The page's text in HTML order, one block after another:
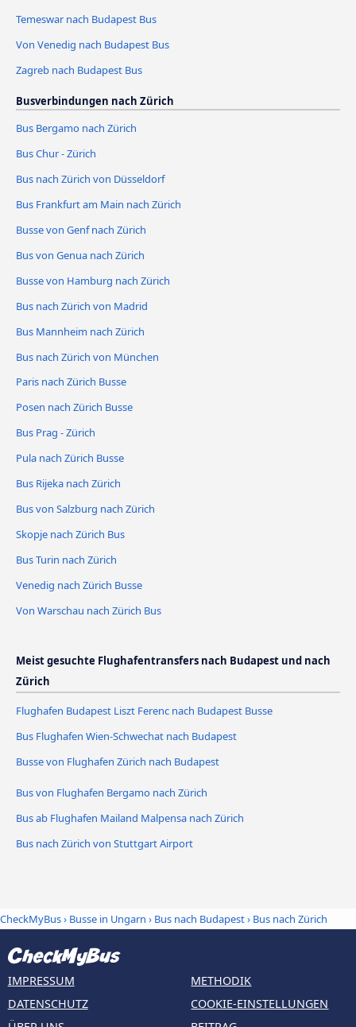
Temeswar nach Budapest Bus
Von Venedig nach Budapest Bus
Zagreb nach Budapest Bus
Busverbindungen nach Zürich
Bus Bergamo nach Zürich
Bus Chur - Zürich
Bus nach Zürich von Düsseldorf
Bus Frankfurt am Main nach Zürich
Busse von Genf nach Zürich
Bus von Genua nach Zürich
Busse von Hamburg nach Zürich
Bus nach Zürich von Madrid
Bus Mannheim nach Zürich
Bus nach Zürich von München
Paris nach Zürich Busse
Posen nach Zürich Busse
Bus Prag - Zürich
Pula nach Zürich Busse
Bus Rijeka nach Zürich
Bus von Salzburg nach Zürich
Skopje nach Zürich Bus
Bus Turin nach Zürich
Venedig nach Zürich Busse
Von Warschau nach Zürich Bus
Meist gesuchte Flughafentransfers nach Budapest und nach
Zürich
Flughafen Budapest Liszt Ferenc nach Budapest Busse
Bus Flughafen Wien-Schwechat nach Budapest
Busse von Flughafen Zürich nach Budapest
Bus von Flughafen Bergamo nach Zürich
Bus ab Flughafen Mailand Malpensa nach Zürich
Bus nach Zürich von Stuttgart Airport
CheckMyBus› Busse in Ungarn › Bus nach Budapest› Bus nach Zürich
IMPRESSUM
DATENSCHUTZ
METHODIK
COOKIE-EINSTELLUNGEN